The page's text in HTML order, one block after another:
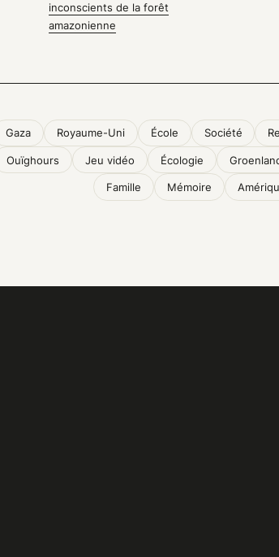
inconscients de la forêt
amazonienne
Gaza Royaume-Uni École Société
Ouïghours Jeu vidéo Écologie
Famille Mémoire